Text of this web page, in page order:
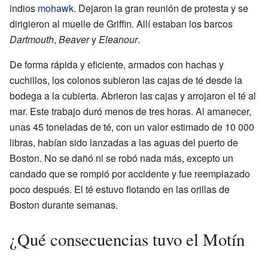
indios mohawk. Dejaron la gran reunión de protesta y se
dirigieron al muelle de Griffin. Allí estaban los barcos
Dartmouth, BeaveryEleanour.
De forma rápida y eficiente, armados con hachas y
cuchillos, los colonos subieron las cajas de té desde la
bodega a la cubierta. Abrieron las cajas y arrojaron el té al
mar. Este trabajo duró menos de tres horas. Al amanecer,
unas 45 toneladas de té, con un valor estimado de 10 000
libras, habían sido lanzadas a las aguas del puerto de
Boston. No se dañó ni se robó nada más, excepto un
candado que se rompió por accidente y fue reemplazado
poco después. El té estuvo flotando en las orillas de
Boston durante semanas.
¿Qué consecuencias tuvo el Motín